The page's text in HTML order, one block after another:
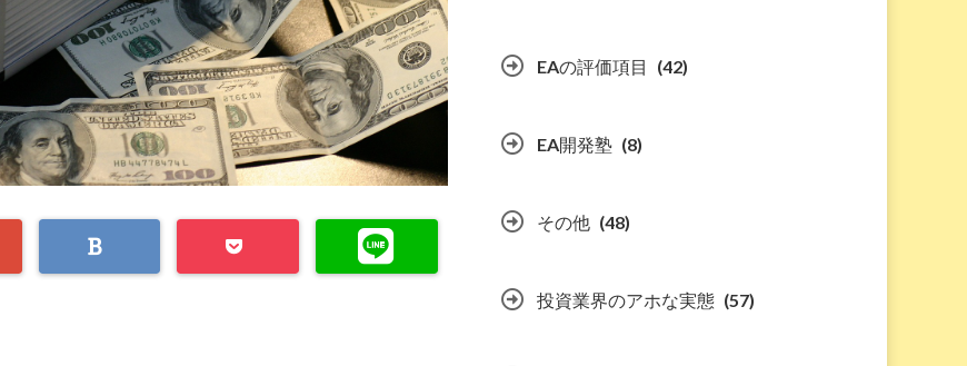
EAの評価項目 (42)
EA開発塾 (8)
その他 (48)
投資業界のアホな実態 (57)